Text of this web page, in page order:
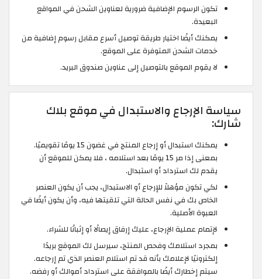
تكون الرسوم الإضافية ضرورية لعناوين الشحن في المواقع
البعيدة.
يمكنك أيضًا اختيار طريقة توصيل أسرع مقابل رسوم إضافية من
خدمات الشحن المتوفرة على الموقع.
لا يقوم الموقع بالتوصيل إلى عناوين صندوق البريد.
سياسة الإرجاع والاستبدال في موقع بلاك
شارك:
يمكنك استبدال أو إرجاع المنتج في غضون 15 يومًا تقويميًا.
بمعنى إذا مر 15 يومًا بعد استلامه ، فلا يمكن للموقع أن
يقدم لك استرداد أو استبدال.
لكي تكون مؤهلاً للإرجاع أو الاستبدال، يجب أن يكون العنصر
الخاص بك في نفس الحالة التي تلقيتها فيه، وأن يكون أيضًا في
العبوة الأصلية.
لإتمام عملية الإرجاع، عليك إرفاق إيصالًا أو إثباتًا للشراء.
بمجرد استلامك وفحص المنتج، سيرسل لك الموقع بريدًا
إلكترونيًا لإعلامك بأنه قد تم استلام العنصر الذي تم إرجاعه.
سيتم إخطارك أيضًا بالموافقة على استرداد أموالك أو رفضه.